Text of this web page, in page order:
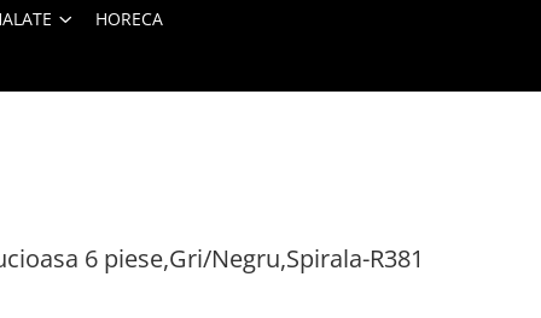
HORECA
6 piese,Gri/Negru,Spirala-R381